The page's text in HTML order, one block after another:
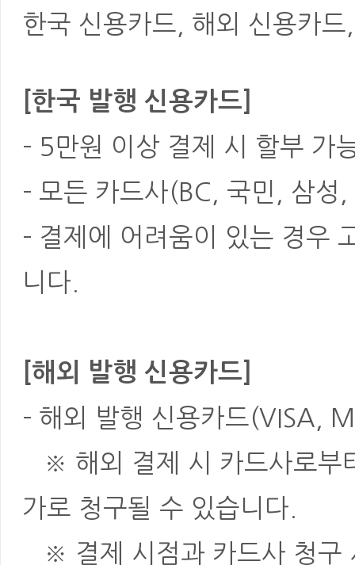
한국 신용카드, 해외 신용카
[한국 발행 신용카드]
- 5만원 이상 결제 시 할부 가
- 모든 카드사(BC, 국민, 삼성
- 결제에 어려움이 있는 경우
니다.
[해외 발행 신용카드]
- 해외 발행 신용카드(VISA,
※ 해외 결제 시 카드사로부
가로 청구될 수 있습니다.
※ 결제 시점과 카드사 청구